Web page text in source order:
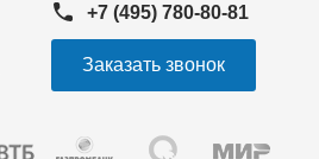
+7 (495) 780-80-81
Заказать звонок